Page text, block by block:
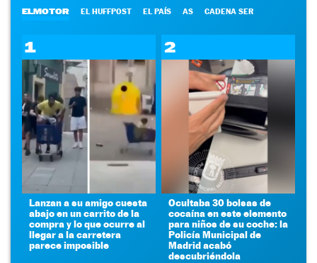
ELMOTOR EL HUFFPOST EL PAÍS AS CADENA SER
1
Lanzan a su amigo cuesta
abajo en un carrito de la
compra y lo que ocurre al
llegar a la carretera
parece imposible
2
Ocultaba 30 bolsas de
cocaína en este elemento
para niños de su coche: la
Policía Municipal de
Madrid acabó
descubriéndola